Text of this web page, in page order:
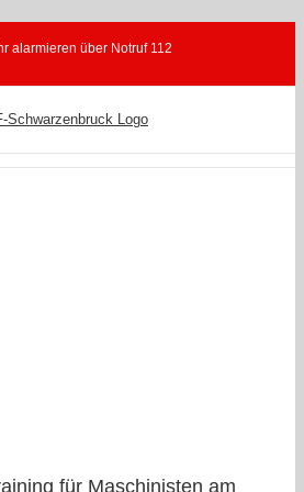
alarmieren über Notruf 112
für Maschinisten am